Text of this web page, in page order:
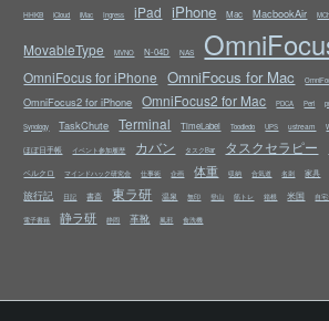
HHKB iCloud iMac Ingress iPad iPhone Mac MacbookAir
MovableType MVNO N-04D NAS
OmniFocus for iPhone OmniFocus for Mac
OmniFocus2 for iPhone OmniFocus2 for Mac PDCA Perl
Synology TaskChute Terminal TimeLabel Toodledo UPS ustream
ほぼ日手帳 イベント参加履歴 カバン タスクBar タスクセラピー
ベルクロ マインドハック研究会 仕事術 企画 体重 収納 合気道 名刺 家具
旅行記 日記 書斎 東ラ研 温泉 無印 登山 筋トレ 箱根 米国 自
電子書籍 静ラ研 静岡 革靴 風邪 食洗機